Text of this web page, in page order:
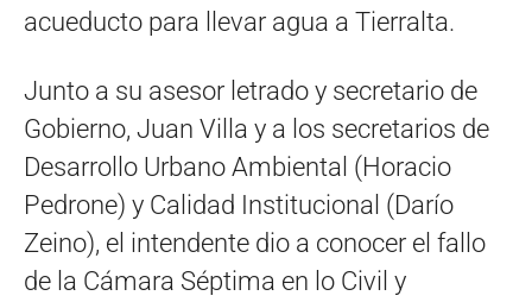
acueducto para llevar agua a Tierralta.
Junto a su asesor letrado y secretario de
Gobierno, Juan Villa y a los secretarios de
Desarrollo Urbano Ambiental (Horacio
Pedrone) y Calidad Institucional (Darío
Zeino), el intendente dio a conocer el fallo
de la Cámara Séptima en lo Civil y